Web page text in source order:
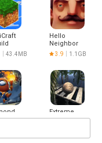
43.4MB
Hello
Neighbor
3.9 1.1GB
Rush!
Extreme
Balancer 3